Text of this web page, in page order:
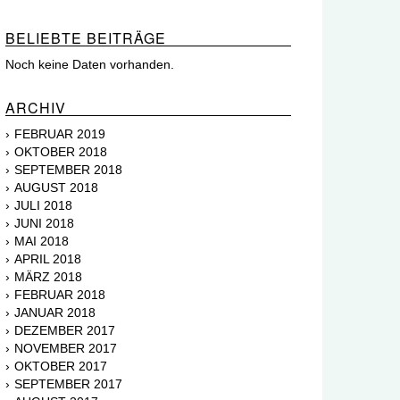
BELIEBTE BEITRÄGE
Noch keine Daten vorhanden.
ARCHIV
FEBRUAR 2019
OKTOBER 2018
SEPTEMBER 2018
AUGUST 2018
JULI 2018
JUNI 2018
MAI 2018
APRIL 2018
MÄRZ 2018
FEBRUAR 2018
JANUAR 2018
DEZEMBER 2017
NOVEMBER 2017
OKTOBER 2017
SEPTEMBER 2017